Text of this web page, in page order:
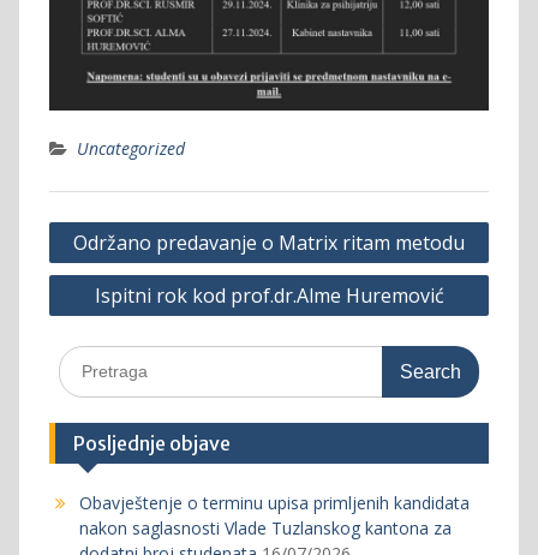
Uncategorized
Post
navigation
Održano predavanje o Matrix ritam metodu
Ispitni rok kod prof.dr.Alme Huremović
Search
for:
Posljednje objave
Obavještenje o terminu upisa primljenih kandidata
nakon saglasnosti Vlade Tuzlanskog kantona za